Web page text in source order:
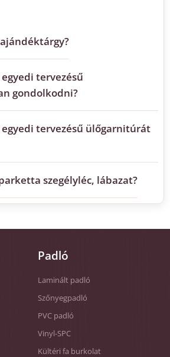
tervezésű
gondolkodni?
tervezésű ülőgarnitúrát
szegélyléc, lábazat?
Padló
Laminált padló
Szőnyegpadló
PVC padló
Vinyl-SPC
Kültéri fa burkolat